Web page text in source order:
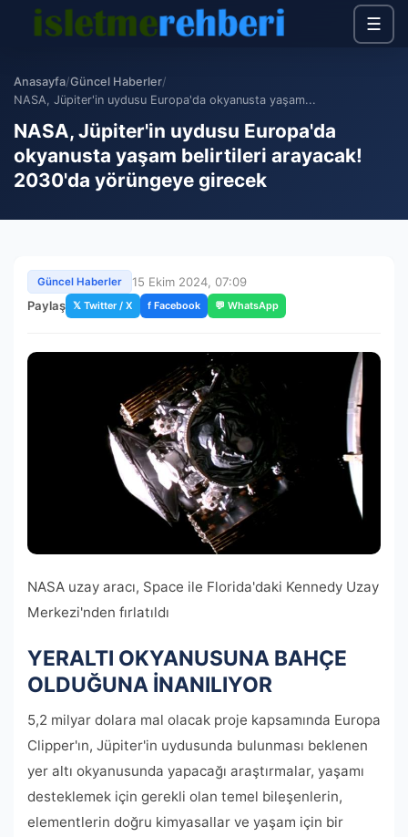
☰
Anasayfa/Güncel Haberler/
NASA, Jüpiter'in uydusu Europa'da okyanusta yaşam...
NASA, Jüpiter'in uydusu Europa'da
okyanusta yaşam belirtileri arayacak!
2030'da yörüngeye girecek
Güncel Haberler
15 Ekim 2024, 07:09
Paylaş 𝕏 Twitter / X f Facebook 💬 WhatsApp
NASA uzay aracı, Space ile Florida'daki Kennedy Uzay
Merkezi'nden fırlatıldı
YERALTI OKYANUSUNA BAHÇE
OLDUĞUNA İNANILIYOR
5,2 milyar dolara mal olacak proje kapsamında Europa
Clipper'ın, Jüpiter'in uydusunda bulunması beklenen
yer altı okyanusunda yapacağı araştırmalar, yaşamı
desteklemek için gerekli olan temel bileşenlerin,
elementlerin doğru kimyasallar ve yaşam için bir